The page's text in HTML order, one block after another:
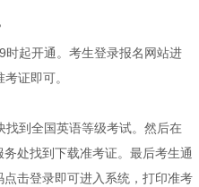
起开通。考生登录报名网站进
证即可。
到全国英语等级考试。然后在
处找到下载准考证。最后考生通
击登录即可进入系统，打印准考